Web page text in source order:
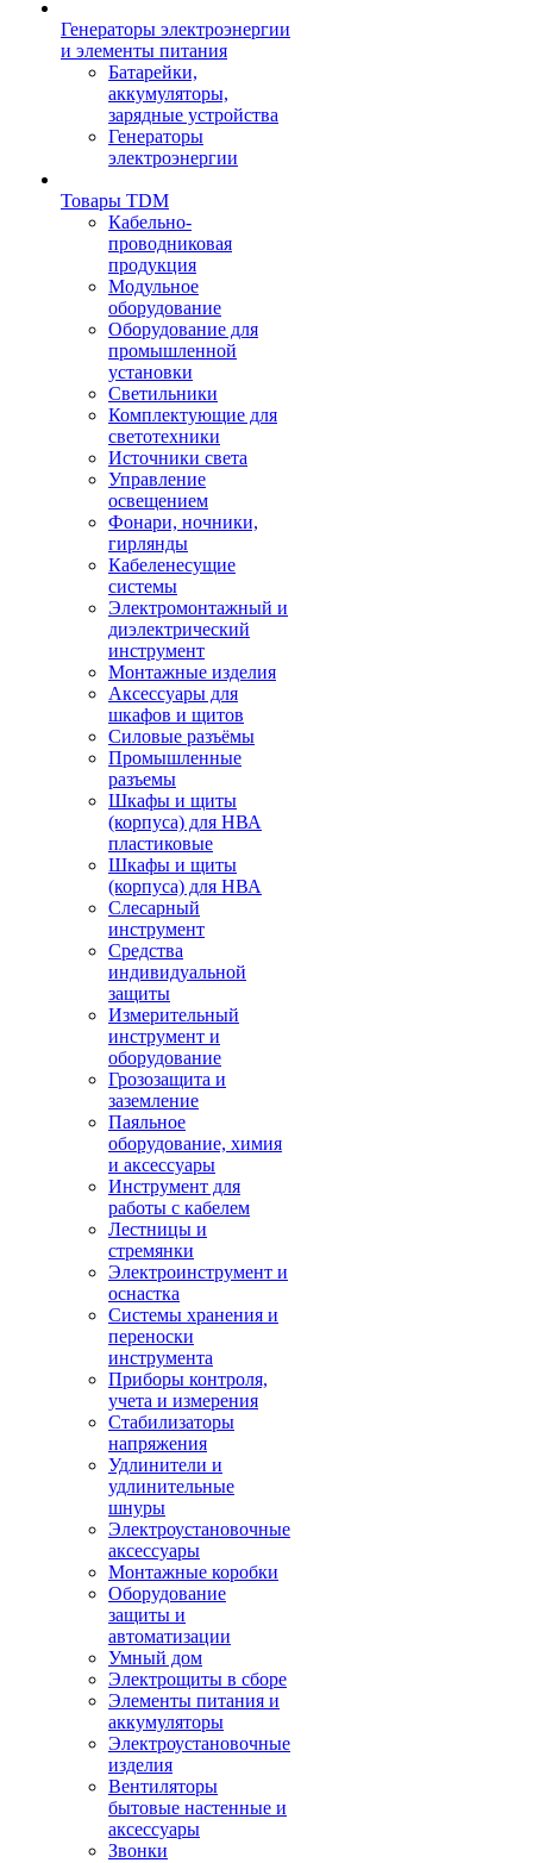
Генераторы электроэнергии
и элементы питания
Батарейки,
аккумуляторы,
зарядные устройства
Генераторы
электроэнергии
Товары TDM
Кабельно-
проводниковая
продукция
Модульное
оборудование
Оборудование для
промышленной
установки
Светильники
Комплектующие для
светотехники
Источники света
Управление
освещением
Фонари, ночники,
гирлянды
Кабеленесущие
системы
Электромонтажный и
диэлектрический
инструмент
Монтажные изделия
Аксессуары для
шкафов и щитов
Силовые разъёмы
Промышленные
разъемы
Шкафы и щиты
(корпуса) для НВА
пластиковые
Шкафы и щиты
(корпуса) для НВА
Слесарный
инструмент
Средства
индивидуальной
защиты
Измерительный
инструмент и
оборудование
Грозозащита и
заземление
Паяльное
оборудование, химия
и аксессуары
Инструмент для
работы с кабелем
Лестницы и
стремянки
Электроинструмент и
оснастка
Системы хранения и
переноски
инструмента
Приборы контроля,
учета и измерения
Стабилизаторы
напряжения
Удлинители и
удлинительные
шнуры
Электроустановочные
аксессуары
Монтажные коробки
Оборудование
защиты и
автоматизации
Умный дом
Электрощиты в сборе
Элементы питания и
аккумуляторы
Электроустановочные
изделия
Вентиляторы
бытовые настенные и
аксессуары
Звонки